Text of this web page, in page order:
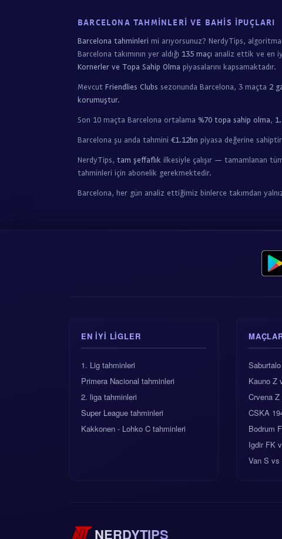
BARCELONA TAHMINLERI VE BAHIS İPUÇLARI
Barcelona tahminleri mi arıyorsunuz? NerdyTips,
Barcelona takımının yer aldığı 135 maçı analiz ettik ve en
Kornerler ve Topa Sahip Olma piyasalarını kapsamaktadır.
Mevcut Friendlies Clubs sezonunda Barcelona, 3 maçta 2
korumuştur.
Son 10 maçta Barcelona ortalama %70 topa sahip olma,
Barcelona şu anda tahmini €1.12bn piyasa değerine
NerdyTips, tam şeffaflık ilkesiyle çalışır — tamamlanan
tahminleri için abonelik gerekmektedir.
Barcelona, her gün analiz ettiğimiz binlerce takımdan
EN IYI LIGLER
1. Lig tahminleri
Primera Nacional tahminleri
2. liga tahminleri
Super League tahminleri
Kakkonen - Lohko C tahminleri
Kauno Z
Crvena
CSKA
Bodrum
Igdir FK
Van S vs
NERDYTIPS